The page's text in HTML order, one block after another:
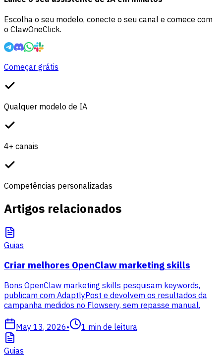
Escolha o seu modelo, conecte o seu canal e comece com
o ClawOneClick.
Começar grátis
Qualquer modelo de IA
4+ canais
Competências personalizadas
Artigos relacionados
Guias
Criar melhores OpenClaw marketing skills
Bons OpenClaw marketing skills pesquisam keywords,
publicam com AdaptlyPost e devolvem os resultados da
campanha medidos no Flowsery, sem repasse manual.
May 13, 2026• 1 min de leitura
Guias